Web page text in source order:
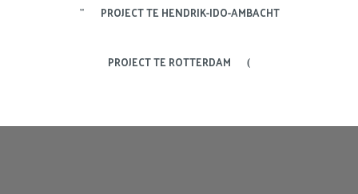
PROJECT TE HENDRIK-IDO-AMBACHT
PROJECT TE ROTTERDAM